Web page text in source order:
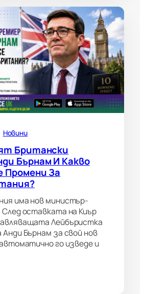
Новини
Британски
Бърнам И Какво
Промени За
има нов министър-
оставката на Киър
Лейбъристка
Бърнам за свой нов
го изведе и